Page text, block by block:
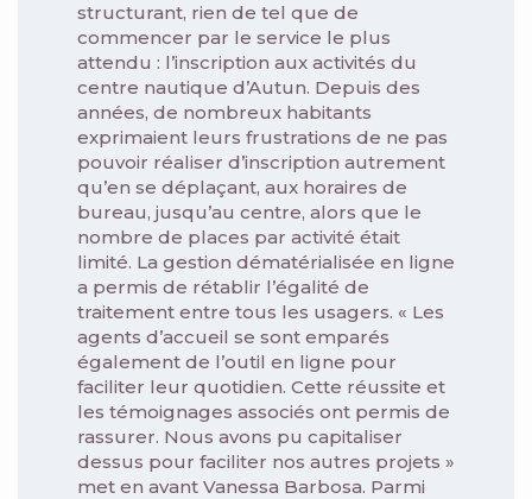
structurant, rien de tel que de
commencer par le service le plus
attendu : l’inscription aux activités du
centre nautique d’Autun. Depuis des
années, de nombreux habitants
exprimaient leurs frustrations de ne pas
pouvoir réaliser d’inscription autrement
qu’en se déplaçant, aux horaires de
bureau, jusqu’au centre, alors que le
nombre de places par activité était
limité. La gestion dématérialisée en ligne
a permis de rétablir l’égalité de
traitement entre tous les usagers. « Les
agents d’accueil se sont emparés
également de l’outil en ligne pour
faciliter leur quotidien. Cette réussite et
les témoignages associés ont permis de
rassurer. Nous avons pu capitaliser
dessus pour faciliter nos autres projets »
met en avant Vanessa Barbosa. Parmi